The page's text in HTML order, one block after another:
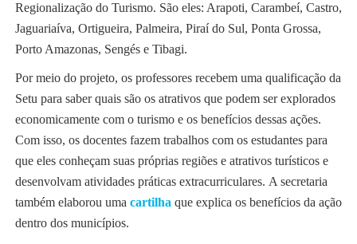
Regionalização do Turismo. São eles: Arapoti, Carambeí, Castro,
Jaguariaíva, Ortigueira, Palmeira, Piraí do Sul, Ponta Grossa,
Porto Amazonas, Sengés e Tibagi.
Por meio do projeto, os professores recebem uma qualificação da
Setu para saber quais são os atrativos que podem ser explorados
economicamente com o turismo e os benefícios dessas ações.
Com isso, os docentes fazem trabalhos com os estudantes para
que eles conheçam suas próprias regiões e atrativos turísticos e
desenvolvam atividades práticas extracurriculares. A secretaria
também elaborou uma cartilha que explica os benefícios da ação
dentro dos municípios.